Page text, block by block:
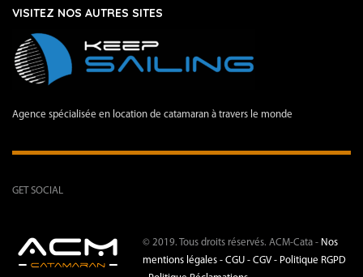
VISITEZ NOS AUTRES SITES
Agence spécialisée en location de catamaran à travers le monde
GET SOCIAL
© 2019. Tous droits réservés. ACM-Cata - Nos
mentions légales - CGU - CGV - Politique RGPD